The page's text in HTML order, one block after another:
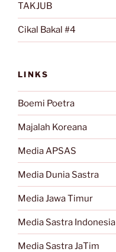
TAKJUB
Cikal Bakal #4
LINKS
Boemi Poetra
Majalah Koreana
Media APSAS
Media Dunia Sastra
Media Jawa Timur
Media Sastra Indonesia
Media Sastra JaTim